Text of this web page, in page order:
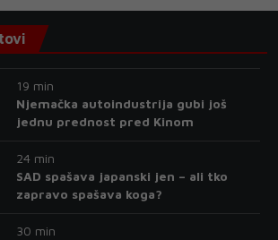
19 min
Njemačka autoindustrija gubi još
jednu prednost pred Kinom
24 min
SAD spašava japanski jen – ali tko
zapravo spašava koga?
30 min